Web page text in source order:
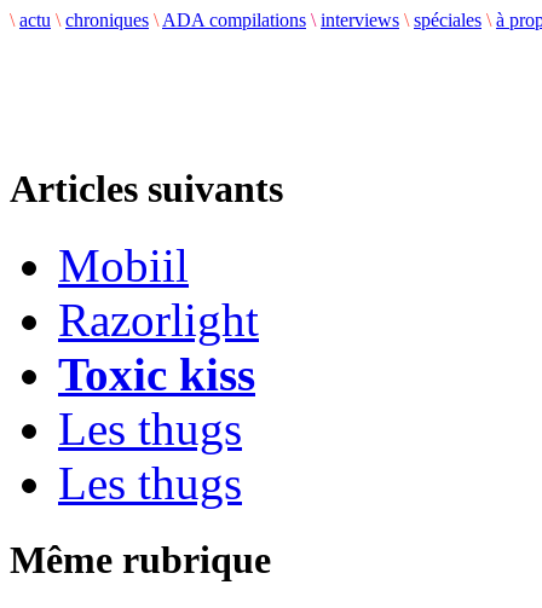
\ actu \ chroniques \ ADA compilations \ interviews \ spéciales \ à
Articles suivants
Mobiil
Razorlight
Toxic kiss
Les thugs
Les thugs
Même rubrique